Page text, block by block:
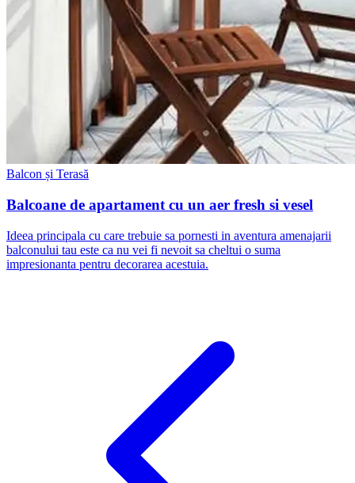
Balcon și Terasă
Balcoane de apartament cu un aer fresh si vesel
Ideea principala cu care trebuie sa pornesti in aventura amenajarii
balconului tau este ca nu vei fi nevoit sa cheltui o suma
impresionanta pentru decorarea acestuia.